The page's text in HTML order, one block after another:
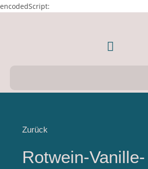
encodedScript:
Zurück
Rotwein-Vanille-